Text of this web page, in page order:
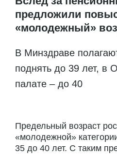
предложили
«молодежный»
В Минздраве
поднять до 39 лет, в
палате – до 40
Предельный возраст
«молодежной»
35 до 40 лет. С таким